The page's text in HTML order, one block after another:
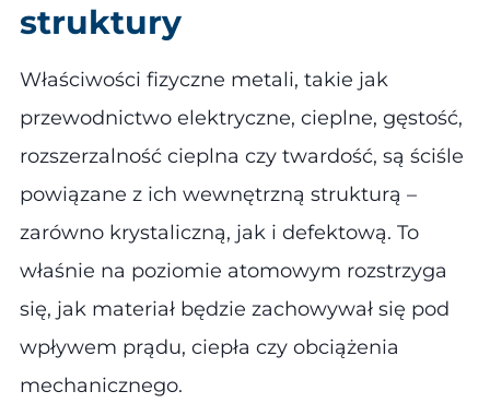
struktury
Właściwości fizyczne metali, takie jak
przewodnictwo elektryczne, cieplne, gęstość,
rozszerzalność cieplna czy twardość, są ściśle
powiązane z ich wewnętrzną strukturą –
zarówno krystaliczną, jak i defektową. To
właśnie na poziomie atomowym rozstrzyga
się, jak materiał będzie zachowywał się pod
wpływem prądu, ciepła czy obciążenia
mechanicznego.